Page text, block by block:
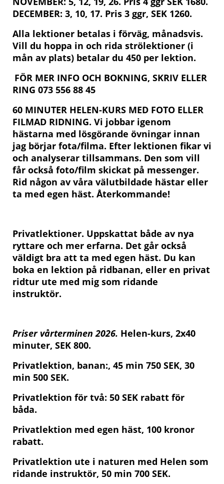
DECEMBER: 3, 10, 17. Pris 3 ggr, SEK 1260.
Alla lektioner betalas i förväg, månadsvis.
Vill du hoppa in och rida strölektioner (i
mån av plats) betalar du 450 per lektion.
FÖR MER INFO OCH BOKNING, SKRIV ELLER
RING 073 556 88 45
60 MINUTER HELEN-KURS MED FOTO ELLER
FILMAD RIDNING. Vi jobbar igenom
hästarna med lösgörande övningar innan
jag börjar fota/filma. Efter lektionen fikar vi
och analyserar tillsammans. Den som vill
får också foto/film skickat på messenger.
Rid någon av våra välutbildade hästar eller
ta med egen häst. Återkommande!
Privatlektioner. Uppskattat både av nya
ryttare och mer erfarna. Det går också
väldigt bra att ta med egen häst. Du kan
boka en lektion på ridbanan, eller en privat
ridtur ute med mig som ridande
instruktör.
Priservårterminen 2026. Helen-kurs, 2x40
minuter, SEK 800.
Privatlektion, banan:, 45 min 750 SEK, 30
min 500 SEK.
Privatlektion för två: 50 SEK rabatt för
båda.
Privatlektion med egen häst, 100 kronor
rabatt.
Privatlektion ute i naturen med Helen som
ridande instruktör, 50 min 700 SEK.